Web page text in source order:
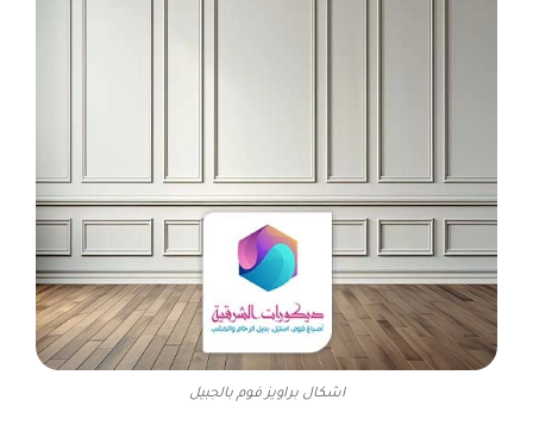
اشكال براويز فوم بالجبيل